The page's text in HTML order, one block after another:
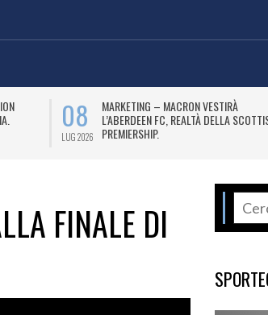
08
LUG 2026
MARKETING – MACRON VESTIRÀ
L’ABERDEEN FC, REALTÀ DELLA
PREMIERSHIP.
FINALE DI